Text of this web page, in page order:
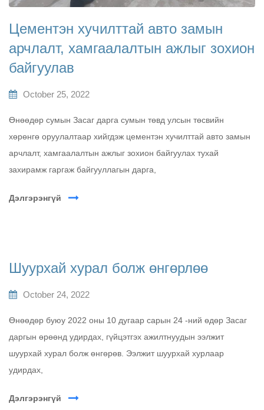
Цементэн хучилттай авто замын
арчлалт, хамгаалалтын ажлыг зохион
байгуулав
October 25, 2022
Өнөөдөр сумын Засаг дарга сумын төвд улсын төсвийн
хөрөнгө оруулалтаар хийгдэж цементэн хучилттай авто замын
арчлалт, хамгаалалтын ажлыг зохион байгуулах тухай
захирамж гаргаж байгууллагын дарга,
Дэлгэрэнгүй
Шуурхай хурал болж өнгөрлөө
October 24, 2022
Өнөөдөр буюу 2022 оны 10 дугаар сарын 24 -ний өдөр Засаг
даргын өрөөнд удирдах, гүйцэтгэх ажилтнуудын ээлжит
шуурхай хурал болж өнгөрөв. Ээлжит шуурхай хурлаар
удирдах,
Дэлгэрэнгүй